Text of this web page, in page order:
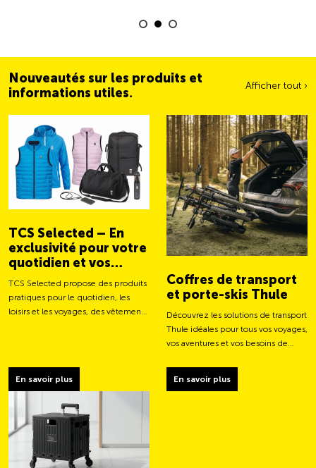
Nouveautés sur les produits et
informations utiles.
Afficher tout ›
TCS Selected – En
exclusivité pour votre
quotidien et vos
aventures
TCS Selected propose des produits
pratiques pour le quotidien, les
loisirs et les voyages, des vêtements
En savoir plus
Coffres de transport
et porte-skis Thule
Découvrez les solutions de transport
Thule idéales pour tous vos voyages,
vos aventures et vos besoins de
En savoir plus